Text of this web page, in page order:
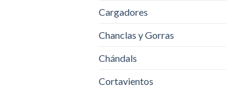
Cargadores
Chanclas y Gorras
Chándals
Cortavientos